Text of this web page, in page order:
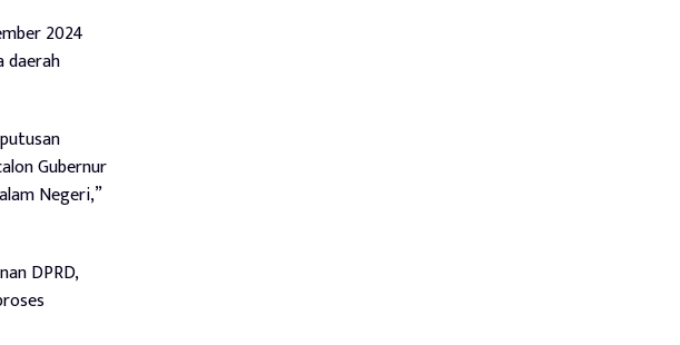
2024
daerah
Gubernur
Negeri,”
DPRD,